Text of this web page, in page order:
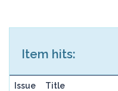
Item hits:
Issue
Title